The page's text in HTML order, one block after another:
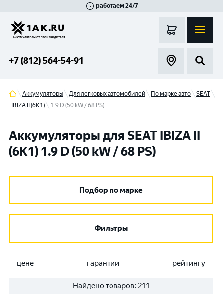
работаем 24/7
+7 (812) 564-54-91
Аккумуляторы Для легковых автомобилей По марке авто
SEAT
IBIZA II (6K1)
1.9 D (50 kW / 68 PS)
Аккумуляторы для SEAT IBIZA II
(6K1) 1.9 D (50 kW / 68 PS)
Подбор по марке
Фильтры
цене гарантии рейтингу
Найдено товаров: 211
Гатчина